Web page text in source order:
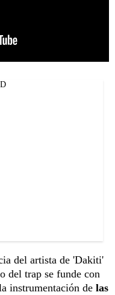
del artista de 'Dakiti'
del trap se funde con
instrumentación de las